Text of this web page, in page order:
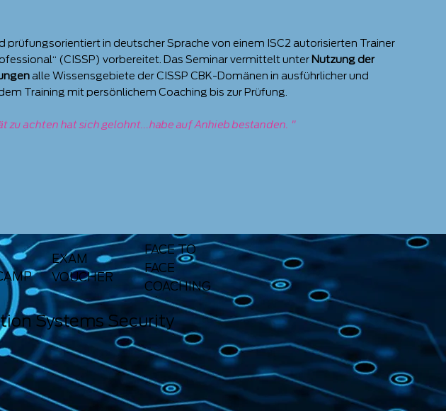
prüfungsorientiert in deutscher Sprache von einem ISC2 autorisierten Trainer
(CISSP) vorbereitet. Das Seminar vermittelt unter Nutzung der
alle Wissensgebiete der CISSP CBK-Domänen in ausführlicher und
Training mit persönlichem Coaching bis zur Prüfung.
zu achten hat sich gelohnt...habe auf Anhieb bestanden. "
EXAM
VOUCHER
FACE TO
FACE
COACHING
Systems Security